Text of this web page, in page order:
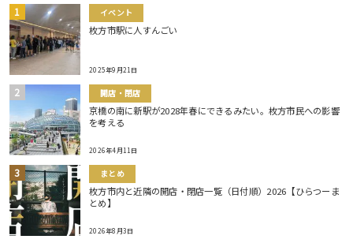
イベント
枚方市駅に人すんごい
2025年9月21日
開店・閉店
京橋の南に新駅が2028年春にできるみたい。枚方市民への影響
を考える
2026年4月11日
まとめ
枚方市内と近隣の開店・閉店一覧（日付順）2026【ひらつーま
とめ】
2026年8月3日